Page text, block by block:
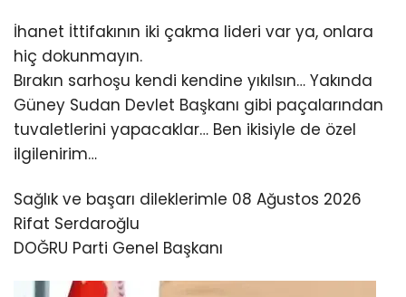
İhanet İttifakının iki çakma lideri var ya, onlara
hiç dokunmayın.
Bırakın sarhoşu kendi kendine yıkılsın… Yakında
Güney Sudan Devlet Başkanı gibi paçalarından
tuvaletlerini yapacaklar… Ben ikisiyle de özel
ilgilenirim…
Sağlık ve başarı dileklerimle 08 Ağustos 2026
Rifat Serdaroğlu
DOĞRU Parti Genel Başkanı